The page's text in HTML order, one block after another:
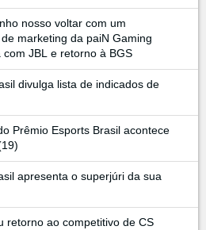
nosso voltar com um
marketing da paiN Gaming
JBL e retorno à BGS
divulga lista de indicados de
Prêmio Esports Brasil acontece
apresenta o superjúri da sua
retorno ao competitivo de CS